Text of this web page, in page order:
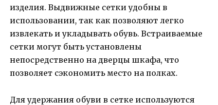
изделия. Выдвижные сетки удобны в
использовании, так как позволяют легко
извлекать и укладывать обувь. Встраиваемые
сетки могут быть установлены
непосредственно на дверцы шкафа, что
позволяет сэкономить место на полках.
Для удержания обуви в сетке используются